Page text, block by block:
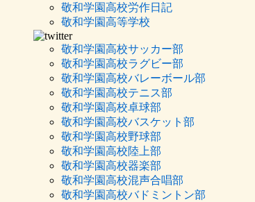
敬和学園高校労作日記
敬和学園高等学校
敬和学園高校サッカー部
敬和学園高校ラグビー部
敬和学園高校バレーボール部
敬和学園高校テニス部
敬和学園高校卓球部
敬和学園高校バスケット部
敬和学園高校野球部
敬和学園高校陸上部
敬和学園高校器楽部
敬和学園高校混声合唱部
敬和学園高校バドミントン部